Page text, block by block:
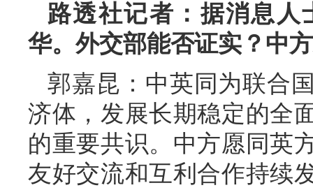
路透社记者：据消息人
华。外交部能否证实？中
郭嘉昆：中英同为联合
济体，发展长期稳定的全
的重要共识。中方愿同英
友好交流和互利合作持续